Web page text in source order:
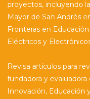
proyectos, incluyendo
Mayor de San Andrés
Fronteras en
Eléctricos y
Revisa artículos para
fundadora y
Innovación, Educación